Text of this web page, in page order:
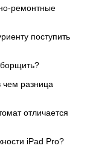
ремонтные
поступить
чем разница
отличается
iPad Pro?